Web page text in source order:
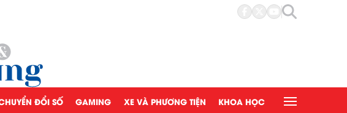
ĐỔI SỐ GAMING XE VÀ PHƯƠNG TIỆN KHOA HỌC